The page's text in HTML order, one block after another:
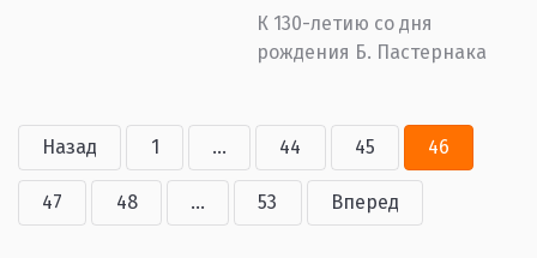
К 130-летию со дня
рождения Б. Пастернака
Назад 1 ... 44 45 46
47 48 ... 53 Вперед